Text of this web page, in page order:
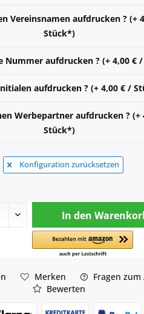
Vereinsnamen aufdrucken ? (+
Stück*)
Nummer aufdrucken ? (+ 4,00 €
aufdrucken ? (+ 4,00 € /
Werbepartner aufdrucken ? (+
Stück*)
Konfiguration zurücksetzen
In den
Merken
Fragen zum
Bewerten